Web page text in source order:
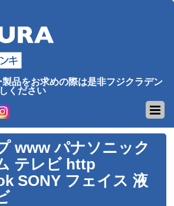
品をお求めの際は是非フジクラデン
ください
www パナソニック
テレビ http
SONY フェイス 液